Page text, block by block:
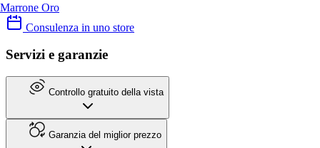
Marrone Oro
Consulenza in uno store
Servizi e garanzie
Controllo gratuito della vista
Garanzia del miglior prezzo